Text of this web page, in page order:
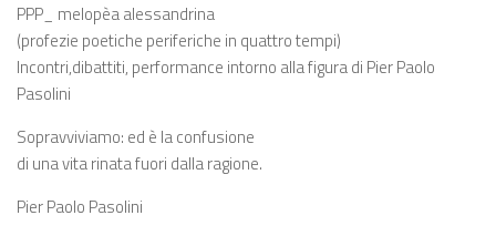
PPP_ melopèa alessandrina
(profezie poetiche periferiche in quattro tempi)
Incontri,dibattiti, performance intorno alla figura di Pier Paolo
Pasolini
Sopravviviamo: ed è la confusione
di una vita rinata fuori dalla ragione.
Pier Paolo Pasolini